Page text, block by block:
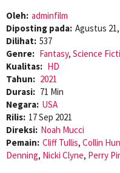
Oleh: adminfilm
Diposting pada: Agustus 21,
Dilihat: 537
Genre: Fantasy, Science
Kualitas: HD
Tahun: 2021
Durasi: 71 Min
Negara: USA
Rilis: 17 Sep 2021
Direksi: Noah Mucci
Pemain: Cliff Tullis, Collin
Denning, Nicki Clyne, Perry